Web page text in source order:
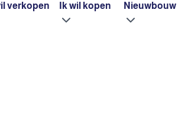
verkopen Ik wil kopen Nieuwbouw